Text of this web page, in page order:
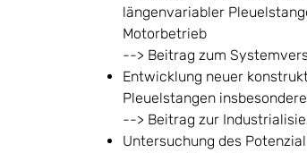
längenvariabler
Motorbetrieb
--> Beitrag zum
Entwicklung neuer
Pleuelstangen
--> Beitrag zur
Untersuchung des